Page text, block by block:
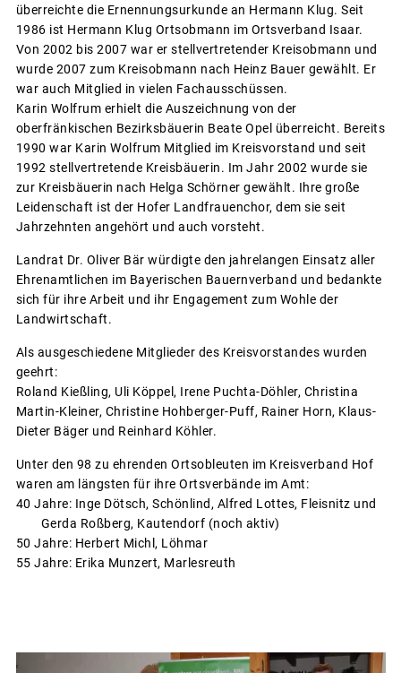
überreichte die Ernennungsurkunde an Hermann Klug. Seit
1986 ist Hermann Klug Ortsobmann im Ortsverband Isaar.
Von 2002 bis 2007 war er stellvertretender Kreisobmann und
wurde 2007 zum Kreisobmann nach Heinz Bauer gewählt. Er
war auch Mitglied in vielen Fachausschüssen.
Karin Wolfrum erhielt die Auszeichnung von der
oberfränkischen Bezirksbäuerin Beate Opel überreicht. Bereits
1990 war Karin Wolfrum Mitglied im Kreisvorstand und seit
1992 stellvertretende Kreisbäuerin. Im Jahr 2002 wurde sie
zur Kreisbäuerin nach Helga Schörner gewählt. Ihre große
Leidenschaft ist der Hofer Landfrauenchor, dem sie seit
Jahrzehnten angehört und auch vorsteht.
Landrat Dr. Oliver Bär würdigte den jahrelangen Einsatz aller
Ehrenamtlichen im Bayerischen Bauernverband und bedankte
sich für ihre Arbeit und ihr Engagement zum Wohle der
Landwirtschaft.
Als ausgeschiedene Mitglieder des Kreisvorstandes wurden
geehrt:
Roland Kießling, Uli Köppel, Irene Puchta-Döhler, Christina
Martin-Kleiner, Christine Hohberger-Puff, Rainer Horn, Klaus-
Dieter Bäger und Reinhard Köhler.
Unter den 98 zu ehrenden Ortsobleuten im Kreisverband Hof
waren am längsten für ihre Ortsverbände im Amt:
40 Jahre: Inge Dötsch, Schönlind, Alfred Lottes, Fleisnitz und
Gerda Roßberg, Kautendorf (noch aktiv)
50 Jahre: Herbert Michl, Löhmar
55 Jahre: Erika Munzert, Marlesreuth